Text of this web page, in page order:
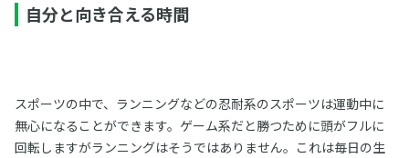
自分と向き合える時間
スポーツの中で、ランニングなどの忍耐系のスポーツは運動中に
無心になることができます。ゲーム系だと勝つために頭がフルに
回転しますがランニングはそうではありません。これは毎日の生